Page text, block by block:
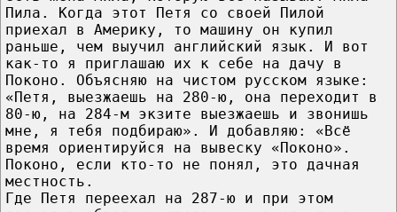
Пила. Когда этот Петя со своей Пилой
приехал в Америку, то машину он купил
раньше, чем выучил английский язык. И вот
как-то я приглашаю их к себе на дачу в
Поконо. Объясняю на чистом русском языке:
«Петя, выезжаешь на 280-ю, она переходит в
80-ю, на 284-м экзите выезжаешь и звонишь
мне, я тебя подбираю». И добавляю: «Всё
время ориентируйся на вывеску «Поконо».
Поконо, если кто-то не понял, это дачная
местность.
Где Петя переехал на 287-ю и при этом